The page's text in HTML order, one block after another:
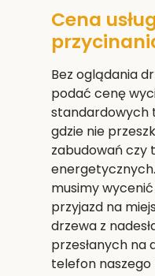
Cena
Bez oglądania
podać cenę
standardowych
gdzie nie
zabudowań czy
musimy
przyjazd na
drzewa z
przesłanych na
telefon naszego